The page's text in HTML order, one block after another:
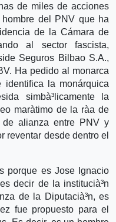
de miles de acciones
del PNV que ha
de la Cámara de
al sector fascista,
Seguros Bilbao S.A.,
Ha pedido al monarca
identifica la monárquica
simbà³licamente la
marà­timo de la rà­a de
alianza entre PNV y
reventar desde dentro el
porque es Jose Ignacio
decir de la institucià³n
de la Diputacià³n, es
fue propuesto para el